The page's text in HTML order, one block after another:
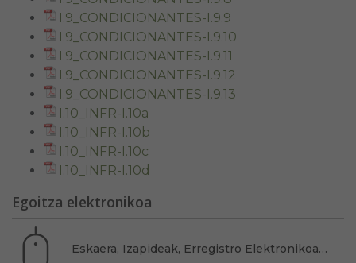
I.9_CONDICIONANTES-I.9.9
I.9_CONDICIONANTES-I.9.10
I.9_CONDICIONANTES-I.9.11
I.9_CONDICIONANTES-I.9.12
I.9_CONDICIONANTES-I.9.13
I.10_INFR-I.10a
I.10_INFR-I.10b
I.10_INFR-I.10c
I.10_INFR-I.10d
Egoitza elektronikoa
Eskaera, Izapideak, Erregistro Elektronikoa…